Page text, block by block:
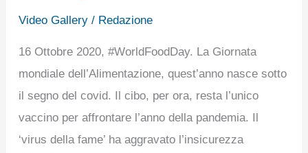
Video Gallery/ Redazione
16 Ottobre 2020, #WorldFoodDay. La Giornata
mondiale dell’Alimentazione, quest’anno nasce sotto
il segno del covid. Il cibo, per ora, resta l’unico
vaccino per affrontare l’anno della pandemia. Il
‘virus della fame’ ha aggravato l’insicurezza
fondatore
SprecoZero
per
Fico
Eataly
World